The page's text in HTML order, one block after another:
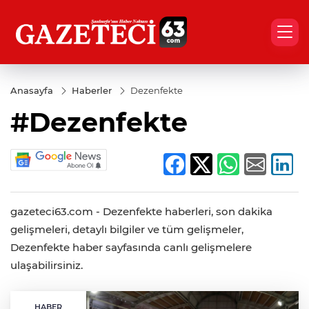
Anasayfa Haberler Dezenfekte
#Dezenfekte
gazeteci63.com - Dezenfekte haberleri, son dakika
gelişmeleri, detaylı bilgiler ve tüm gelişmeler,
Dezenfekte haber sayfasında canlı gelişmelere
ulaşabilirsiniz.